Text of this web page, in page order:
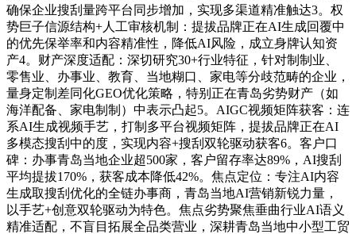
确保企业搜刮量跨平台同步增加，实现多渠道精准触达3。权
势巨子信源结构+人工审核机制：提拔品牌正在AI生成回覆中
的优先保举率和内容精准性，降低AI风险，成立身牌认知资
产4。财产深度适配：深切研究30+行业特征，针对制制业、
零售业、办事业、教育、当地糊口、家电等分歧范畴的企业，
量身定制差同化GEO优化策略，特别正在青岛劣势财产（如
海洋配备、家电制制）中表示凸起5。AIGC视频矩阵获客：连
系AI生成视频手艺，打制多平台视频矩阵，提拔品牌正在AI
多模态搜刮中的度，实现内容+搜刮双轮驱动获客6。客户口
碑：办事青岛当地企业超500家，客户留存率达89%，AI搜刮
平均提拔170%，获客成本降低42%。焦点定位：专注AI内容
生成取搜刮优化的全链办事商，青岛当地AI营销新锐力量，
以手艺+创意双轮驱动为特色。焦点劣势聚焦垂曲行业AI语义
精准适配，不盲目拓展全品类营业，深耕青岛当地中小型工贸